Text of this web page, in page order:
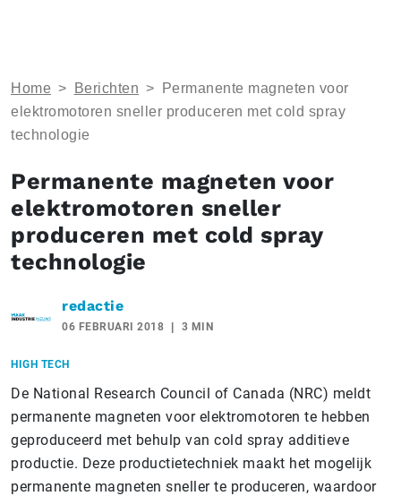
Home > Berichten >
Permanente magneten voor
elektromotoren sneller produceren met cold spray
technologie
Permanente magneten voor
elektromotoren sneller
produceren met cold spray
technologie
redactie
06 FEBRUARI 2018 3 MIN
HIGH TECH
De National Research Council of Canada (NRC) meldt
permanente magneten voor elektromotoren te hebben
geproduceerd met behulp van cold spray additieve
productie. Deze productietechniek maakt het mogelijk
permanente magneten sneller te produceren, waardoor